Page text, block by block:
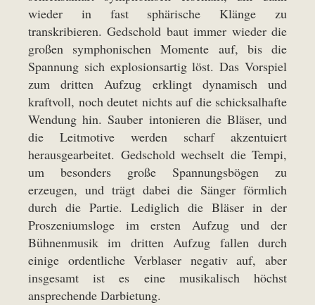
wieder in fast sphärische Klänge zu
transkribieren. Gedschold baut immer wieder die
großen symphonischen Momente auf, bis die
Spannung sich explosionsartig löst. Das Vorspiel
zum dritten Aufzug erklingt dynamisch und
kraftvoll, noch deutet nichts auf die schicksalhafte
Wendung hin. Sauber intonieren die Bläser, und
die Leitmotive werden scharf akzentuiert
herausgearbeitet. Gedschold wechselt die Tempi,
um besonders große Spannungsbögen zu
erzeugen, und trägt dabei die Sänger förmlich
durch die Partie. Lediglich die Bläser in der
Proszeniumsloge im ersten Aufzug und der
Bühnenmusik im dritten Aufzug fallen durch
einige ordentliche Verblaser negativ auf, aber
insgesamt ist es eine musikalisch höchst
ansprechende Darbietung.